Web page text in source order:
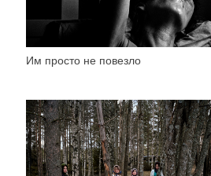
Им просто не повезло
2 623